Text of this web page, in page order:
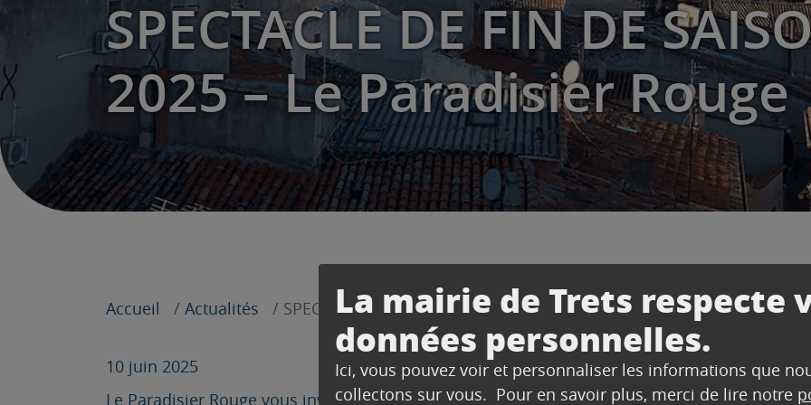
La mairie de Trets respecte
données personnelles.
Ici, vous pouvez voir et personnaliser les informations que
collectons sur vous. Pour en savoir plus, merci de lire notre
SPECTACLE DE FIN DE
2025 – Le Paradisier Rouge
Accueil Actualités SPECTACLE DE FIN DE SAISON 2024-2025 – Le Paradisier Rouge
10 juin 2025
Le Paradisier Rouge vous invite à son spectacle de fin de saison.